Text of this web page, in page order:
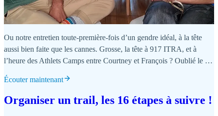
Ou notre entretien toute-première-fois d’un gendre idéal, à la tête
aussi bien faite que les cannes. Grosse, la tête à 917 ITRA, et à
l’heure des Athlets Camps entre Courtney et François ? Oublié le …
Écouter maintenant
Organiser un trail, les 16 étapes à suivre !